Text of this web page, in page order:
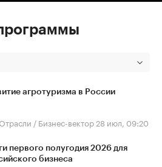
агротуризма в России
/ Бизнес-вектор28 июл, 09:20
первого полугодия 2026 для
бизнеса